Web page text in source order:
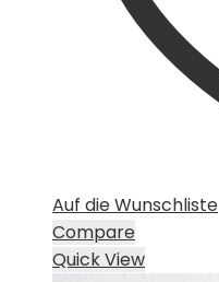
Auf die Wunschliste
Compare
Quick View